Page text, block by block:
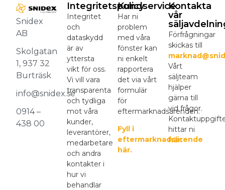
Snidex
AB
Skolgatan
1, 937 32
Burträsk
info@snidex.se
0914 –
438 00
Integritetspolicy
Integritet
och
dataskydd
är av
yttersta
vikt för oss.
Vi vill vara
transparenta
och tydliga
mot våra
kunder,
leverantörer,
medarbetare
och andra
kontakter i
hur vi
behandlar
Kundservice
Har ni
problem
med våra
fönster kan
ni enkelt
rapportera
det via vårt
formulär
för
eftermarknadsärenden.
Fyll i
eftermarknadsärende
här.
Kontakta
vår
Förfrågningar
skickas till
Vårt
säljteam
hjälper
gärna till
vid frågor.
hittar ni
här.